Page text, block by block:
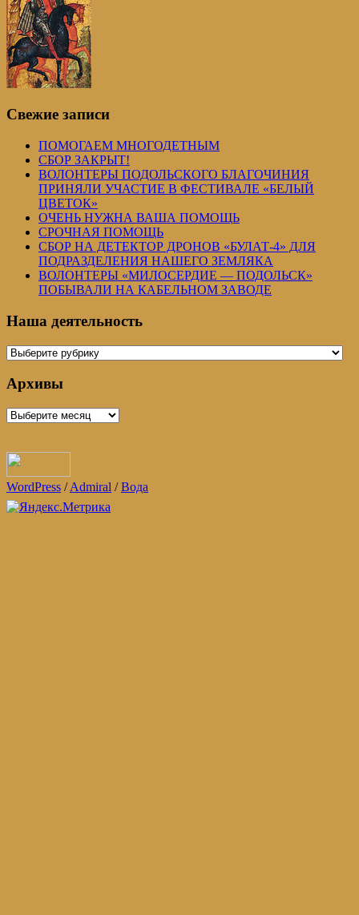
Свежие записи
ПОМОГАЕМ МНОГОДЕТНЫМ
СБОР ЗАКРЫТ!
ВОЛОНТЕРЫ ПОДОЛЬСКОГО БЛАГОЧИНИЯ
ПРИНЯЛИ УЧАСТИЕ В ФЕСТИВАЛЕ «БЕЛЫЙ
ЦВЕТОК»
ОЧЕНЬ НУЖНА ВАША ПОМОЩЬ
СРОЧНАЯ ПОМОЩЬ
СБОР НА ДЕТЕКТОР ДРОНОВ «БУЛАТ-4» ДЛЯ
ПОДРАЗДЕЛЕНИЯ НАШЕГО ЗЕМЛЯКА
ВОЛОНТЕРЫ «МИЛОСЕРДИЕ — ПОДОЛЬСК»
ПОБЫВАЛИ НА КАБЕЛЬНОМ ЗАВОДЕ
Наша деятельность
Наша
Архивы
Архивы
WordPress /Admiral /Вода